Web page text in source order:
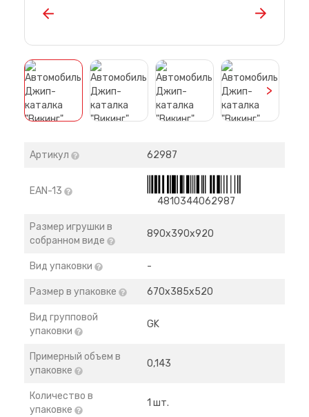
>
Артикул 62987
EAN-13
4810344062987
Размер игрушки в
собранном виде
890х390х920
Вид упаковки -
Размер в упаковке 670х385х520
Вид групповой
упаковки
GK
Примерный объем в
упаковке
0,143
Количество в
упаковке
1 шт.